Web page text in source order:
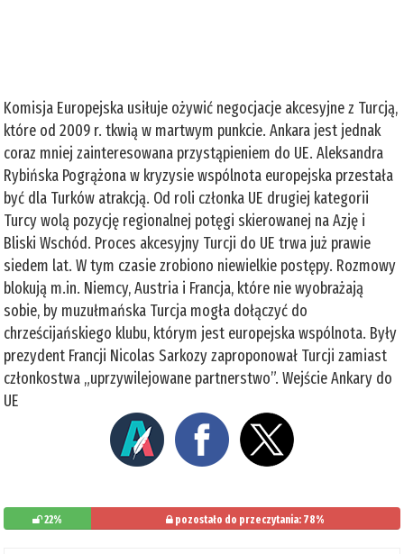
Komisja Europejska usiłuje ożywić negocjacje akcesyjne z Turcją,
które od 2009 r. tkwią w martwym punkcie. Ankara jest jednak
coraz mniej zainteresowana przystąpieniem do UE. Aleksandra
Rybińska Pogrążona w kryzysie wspólnota europejska przestała
być dla Turków atrakcją. Od roli członka UE drugiej kategorii
Turcy wolą pozycję regionalnej potęgi skierowanej na Azję i
Bliski Wschód. Proces akcesyjny Turcji do UE trwa już prawie
siedem lat. W tym czasie zrobiono niewielkie postępy. Rozmowy
blokują m.in. Niemcy, Austria i Francja, które nie wyobrażają
sobie, by muzułmańska Turcja mogła dołączyć do
chrześcijańskiego klubu, którym jest europejska wspólnota. Były
prezydent Francji Nicolas Sarkozy zaproponował Turcji zamiast
członkostwa „uprzywilejowane partnerstwo”. Wejście Ankary do
UE
22% pozostało do przeczytania: 78%